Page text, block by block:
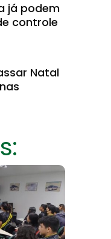
já podem
controle
Natal